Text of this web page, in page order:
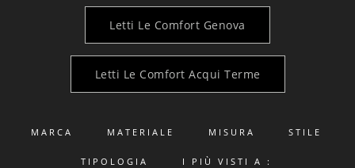
Letti Le Comfort Genova
Letti Le Comfort Acqui Terme
MARCA MATERIALE MISURA STILE
TIPOLOGIA I PIÙ VISTI A :